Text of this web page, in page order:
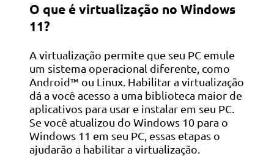
O que é virtualização no Windows
11?
A virtualização permite que seu PC emule
um sistema operacional diferente, como
Android™ ou Linux. Habilitar a virtualização
dá a você acesso a uma biblioteca maior de
aplicativos para usar e instalar em seu PC.
Se você atualizou do Windows 10 para o
Windows 11 em seu PC, essas etapas o
ajudarão a habilitar a virtualização.